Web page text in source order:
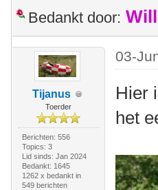
Bedankt door:
Tijanus
Toerder
Berichten: 556
Topics: 3
Lid sinds: Jan 2024
Bedankt: 1645
1262 x bedankt in
549 berichten
03-
Hier
het